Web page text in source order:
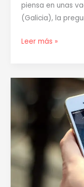
piensa en unas
(Galicia), la
Leer más »
Contactar
con
Goldcar:
guía
completa